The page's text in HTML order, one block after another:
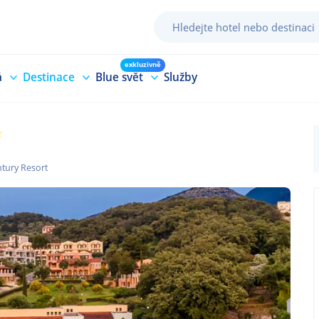
Destinace Blue svět
exkluzivně
Služby
Resort